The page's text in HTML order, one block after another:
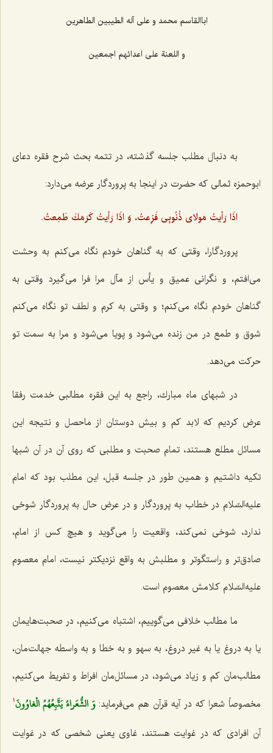
اباالقاسم محمد و على آله الطيبين الطاهرين
و اللعنة على اعدائهم اجمعين‌
به دنبال مطلب جلسه گذشته، در تتمه بحث شرح فقره دعای
ابوحمزه ثمالی كه حضرت در اینجا به پروردگار عرضه می‌دارد:
اذَا رَأیتُ مَولای ذُنُوبِی فَزِعتُ، وَ اذَا رَأیتُ كَرَمَكَ طَمِعتُ.
پروردگارا، وقتی كه به گناهان خودم نگاه می‌كنم به وحشت
می‌افتم، و نگرانی عمیق و یأس از مآل مرا فرا می‌گیرد وقتی به
گناهان خودم نگاه می‌كنم؛ و وقتی به كرم و لطف تو نگاه می‌كنم
شوق و طمع در من زنده می‌شود و پویا می‌شود و مرا به سمت تو
حركت می‌دهد.
در شبهای ماه مبارك، راجع به این فقره مطالبی خدمت رفقا
عرض كردیم كه لابد كم و بیش دوستان از ماحصل و نتیجه این
مسائل مطلع هستند، تمام صحبت و مطلبی كه روی آن در آن شبها
تكیه داشتیم و همین طور در جلسه قبل، این مطلب بود كه امام
علیه‌السّلام در خطاب به پروردگار و در عرض حال به پروردگار شوخی
ندارد، شوخی نمی‌كند، واقعیت را می‌گوید و هیچ كس از امام،
صادق‌تر و راستگوتر و مطلبش به واقع نزدیكتر نیست، امام معصوم
علیه‌السّلام كلامش معصوم است.
ما مطالب خلافی می‌گوییم، اشتباه می‌كنیم، در صحبت‌هایمان
یا به دروغ یا به غیر دروغ، به سهو و به خطا و به واسطه جهالت‌مان،
مطالب‌مان كم و زیاد می‌شود، در مسائل‌مان افراط و تفریط می‌كنیم،
مخصوصاً شعرا كه در آیه قرآن هم می‌فرماید:وَ الشُّعَراءُ يَتَّبِعُهُمُ الْغاوُونَ‌1
آن افرادی كه در غوایت هستند، غاوی یعنی شخصی كه در غوایت